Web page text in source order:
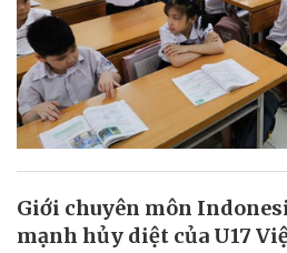
Giới chuyên môn
mạnh hủy diệt của U17